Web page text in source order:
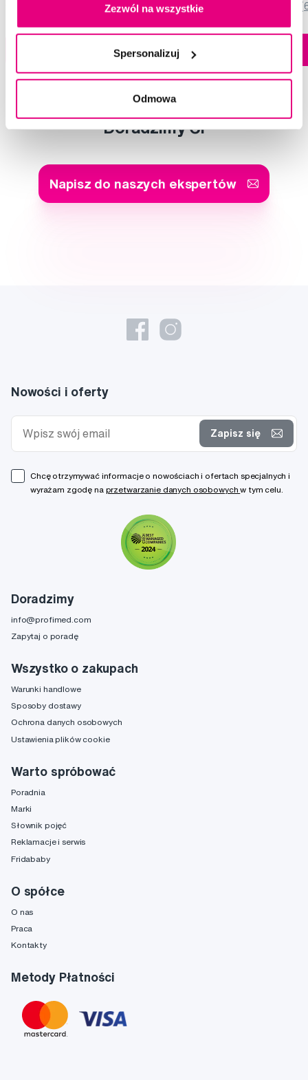
Zezwól na wszystkie
Spersonalizuj
Odmowa
(148x)
Dostępny > 5 szt
Natychmiast w
Doradzimy Ci
Napisz do naszych ekspertów
Doradzimy
info@profimed.com
Zapytaj o poradę
Wszystko o zakupach
Warunki handlowe
Sposoby dostawy
Ochrona danych osobowych
Ustawienia plików cookie
Warto spróbować
Poradnia
Marki
Słownik pojęć
Reklamacje i serwis
Fridababy
O spółce
O nas
Praca
Kontakty
Metody Płatności
Nowości i oferty
Zapisz się
Chcę otrzymywać informacje o nowościach i ofertach specjalnych i
wyrażam zgodę na przetwarzanie danych osobowychw tym celu.